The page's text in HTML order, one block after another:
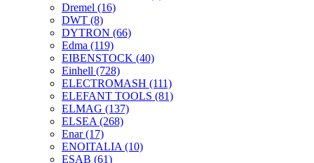
Dremel (16)
DWT (8)
DYTRON (66)
Edma (119)
EIBENSTOCK (40)
Einhell (728)
ELECTROMASH (111)
ELEFANT TOOLS (81)
ELMAG (137)
ELSEA (268)
Enar(17)
ENOITALIA (10)
ESAB (61)